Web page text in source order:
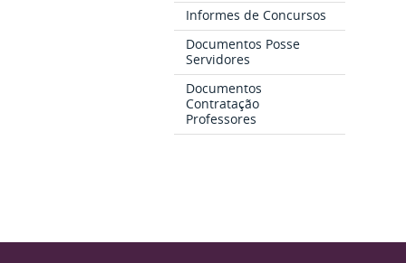
Informes de Concursos
Documentos Posse
Servidores
Documentos
Contratação
Professores